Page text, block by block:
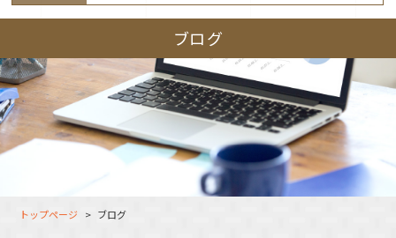
アクセストップ
福岡オフィス
鹿児島オフィス
大分オフィス
事業モデルと仕事内容
ワークスタイル
指定就労継続支援Ａ型事業所にかかる情報公表
採用情報トップ
利用者（クルー）募集
支援スタッフ（タレント）募集
ブログ
トップページ ブログ